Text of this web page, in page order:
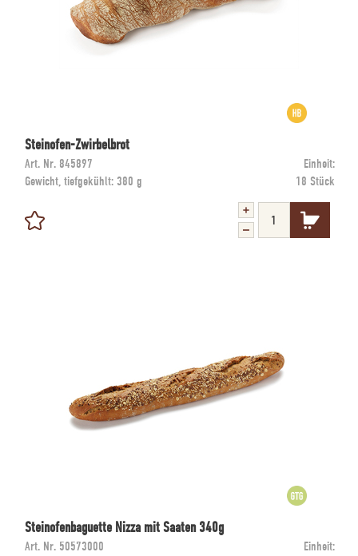
Steinofen-Zwirbelbrot
Art. Nr. 845897
Einheit:
Gewicht, tiefgekühlt: 380 g 18 Stück
Steinofenbaguette Nizza mit Saaten 340g
Art. Nr. 50573000
Einheit: